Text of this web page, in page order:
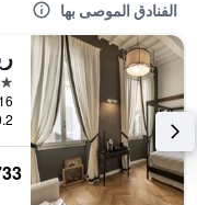
الفنادق الموصى بها
4 نجوم
0.2 كيلومتر